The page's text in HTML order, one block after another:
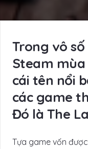
Trong vô
Steam
cái tên nổi
các game
Đó là The
Tựa game vốn